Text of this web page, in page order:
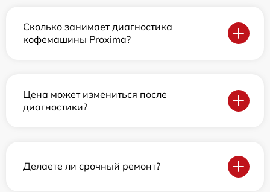
Сколько занимает диагностика
кофемашины Proxima?
Цена может измениться после
диагностики?
Делаете ли срочный ремонт?